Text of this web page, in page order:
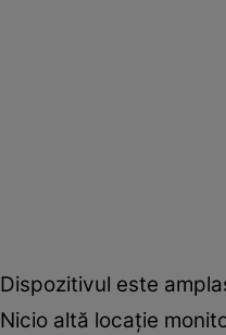
Dispozitivul este
Nicio altă locație